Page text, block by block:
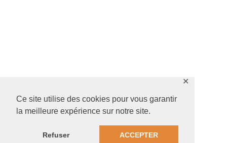
Ce site utilise des cookies pour vous garantir
la meilleure expérience sur notre site.
Refuser ACCEPTER
✕